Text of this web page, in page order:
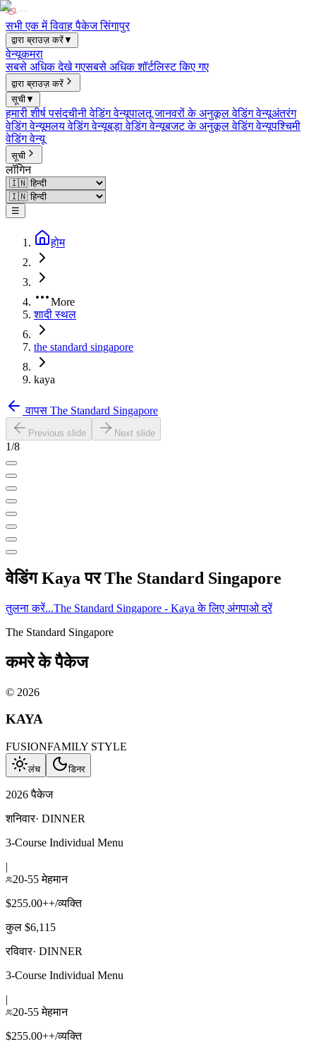
सभी एक में विवाह पैकेज सिंगापुर
द्वारा ब्राउज़ करें▼
वेन्यूकमरा
सबसे अधिक देखे गएसबसे अधिक शॉर्टलिस्ट किए गए
द्वारा ब्राउज़ करें
सूची▼
हमारी शीर्ष पसंदचीनी वेडिंग वेन्यूपालतू जानवरों के अनुकूल वेडिंग वेन्यूअंतरंग
वेडिंग वेन्यूमलय वेडिंग वेन्यूबड़ा वेडिंग वेन्यूबजट के अनुकूल वेडिंग वेन्यूपश्चिमी
वेडिंग वेन्यू
सूची
लॉगिन
☰
होम
More
शादी स्थल
the standard singapore
kaya
वापस The Standard Singapore
Previous slide Next slide
1/8
वेडिंग Kaya पर The Standard Singapore
तुलना करें...The Standard Singapore - Kaya के लिए अंगपाओ दरें
The Standard Singapore
कमरे के पैकेज
© 2026
KAYA
FUSIONFAMILY STYLE
लंच डिनर
2026 पैकेज
शनिवार· DINNER
3-Course Individual Menu
|
20-55 मेहमान
$255.00++/व्यक्ति
कुल $6,115
रविवार· DINNER
3-Course Individual Menu
|
20-55 मेहमान
$255.00++/व्यक्ति